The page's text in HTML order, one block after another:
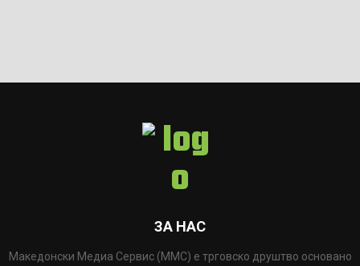
ЗА НАС
Македонски Медиа Сервис (ММС) е трговско друштво основано